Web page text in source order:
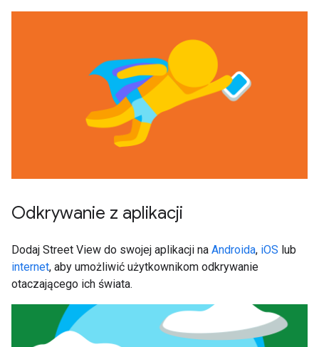
Odkrywanie z aplikacji
Dodaj Street View do swojej aplikacji na Androida, iOS lub
internet, aby umożliwić użytkownikom odkrywanie
otaczającego ich świata.